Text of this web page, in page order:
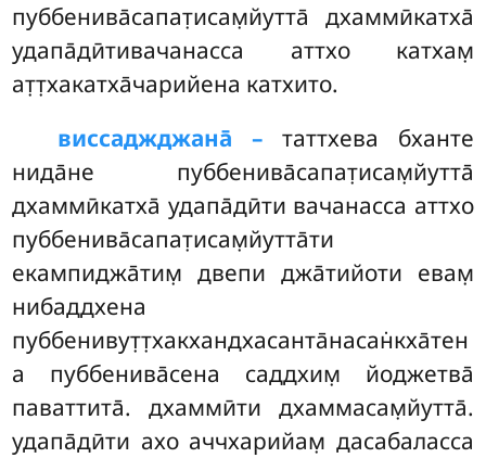
пуббенива̄сапат̣исам̣йутта̄ дхаммӣкатха̄
удапа̄дӣтивачанасса аттхо катхам̣
ат̣т̣хакатха̄чарийена катхито.
виссаджджана̄ –таттхева бханте
нида̄не пуббенива̄сапат̣исам̣йутта̄
дхаммӣкатха̄ удапа̄дӣти вачанасса аттхо
пуббенива̄сапат̣исам̣йутта̄ти
екампиджа̄тим̣ двепи джа̄тийоти евам̣
нибаддхена
пуббенивут̣т̣хакхандхасанта̄насан̇кха̄тен
а пуббенива̄сена саддхим̣ йоджетва̄
паваттита̄. дхаммӣти дхаммасам̣йутта̄.
удапа̄дӣти ахо аччхарийам̣ дасабаласса